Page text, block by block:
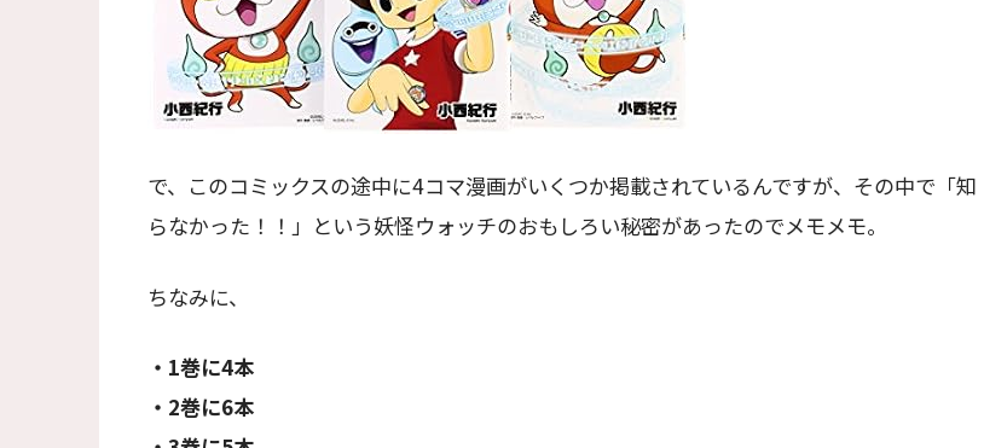
で、このコミックスの途中に4コマ漫画がいくつか掲載されているんですが、その中で「知
らなかった！！」という妖怪ウォッチのおもしろい秘密があったのでメモメモ。
ちなみに、
・1巻に4本
・2巻に6本